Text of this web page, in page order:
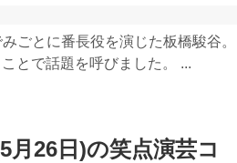
ごとに番長役を演じた板橋駿谷。
とで話題を呼びました。 ...
26日)の笑点演芸コ